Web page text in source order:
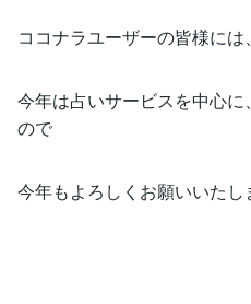
ココナラユーザーの皆様には
今年は占いサービスを中心
ので
今年もよろしくお願いいたし